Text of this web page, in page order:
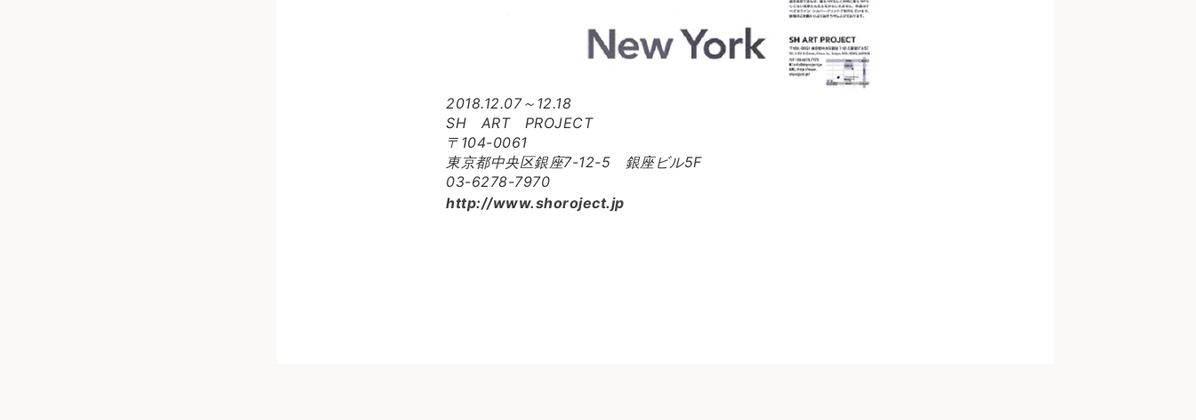
2018.12.07～12.18
SH ART PROJECT
〒104-0061
東京都中央区銀座7-12-5 銀座ビル5F
03-6278-7970
http://www.shoroject.jp